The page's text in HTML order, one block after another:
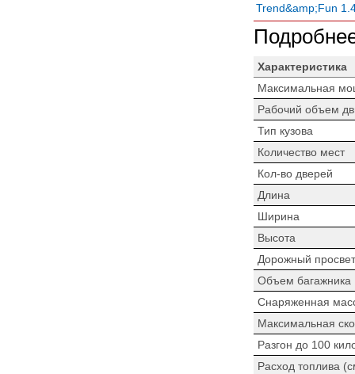
Trend&amp;Fun
Характеристика
Максимальная
Рабочий объем
Тип кузова
Количество мест
Кол-во дверей
Длина
Ширина
Высота
Дорожный просвет
Объем багажника
Снаряженная
Максимальная
Разгон до 100
Расход топлива